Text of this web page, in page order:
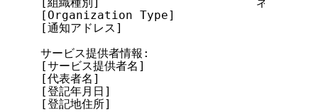
[Organization Type]             Network
[通知アドレス]
サービス提供者情報:
[サービス提供者名]
[代表者名]
[登記年月日]
[登記地住所]